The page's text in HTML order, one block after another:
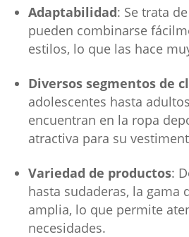
Adaptabilidad: Se trata
pueden combinarse
estilos, lo que las hace
Diversos segmentos de
adolescentes hasta
encuentran en la ropa
atractiva para su
Variedad de productos:
hasta sudaderas, la gama
amplia, lo que permite
necesidades.